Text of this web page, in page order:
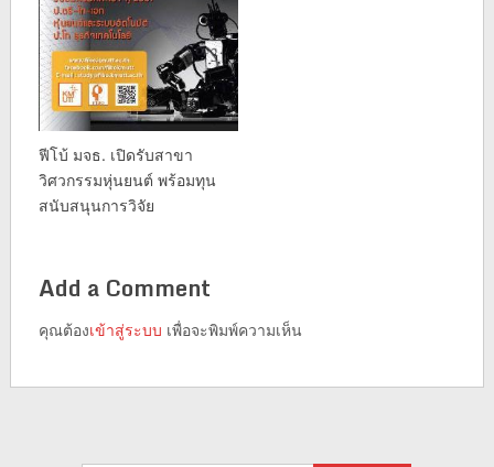
ฟีโบ้ มจธ. เปิดรับสาขา
วิศวกรรมหุ่นยนต์ พร้อมทุน
สนับสนุนการวิจัย
Add a Comment
คุณต้องเข้าสู่ระบบ เพื่อจะพิมพ์ความเห็น